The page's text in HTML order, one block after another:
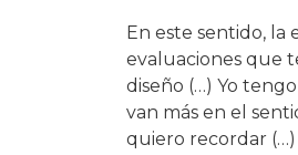
En este sentido, la
evaluaciones que
diseño (…) Yo
van más en el
quiero recordar